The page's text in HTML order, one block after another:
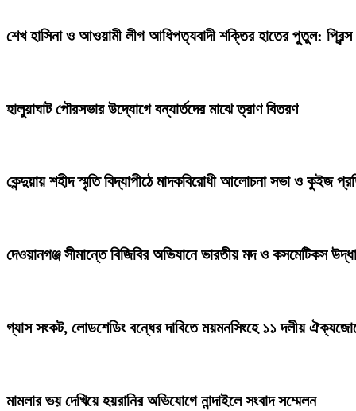
শেখ হাসিনা ও আওয়ামী লীগ আধিপত্যবাদী শক্তির হাতের পুতুল: প্রিন্স
হালুয়াঘাট পৌরসভার উদ্যোগে বন্যার্তদের মাঝে ত্রাণ বিতরণ
কেন্দুয়ায় শহীদ স্মৃতি বিদ্যাপীঠে মাদকবিরোধী আলোচনা সভা ও কুইজ
দেওয়ানগঞ্জ সীমান্তে বিজিবির অভিযানে ভারতীয় মদ ও কসমেটিকস
গ্যাস সংকট, লোডশেডিং বন্ধের দাবিতে ময়মনসিংহে ১১ দলীয়
মামলার ভয় দেখিয়ে হয়রানির অভিযোগে নান্দাইলে সংবাদ সম্মেলন